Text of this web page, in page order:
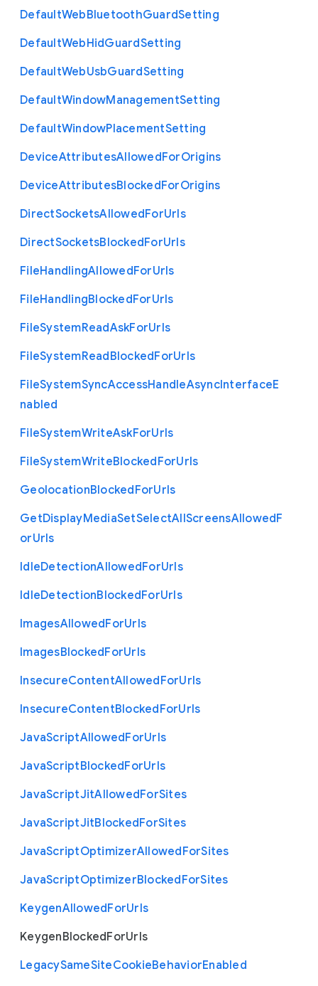
DefaultWebBluetoothGuardSetting
DefaultWebHidGuardSetting
DefaultWebUsbGuardSetting
DefaultWindowManagementSetting
DefaultWindowPlacementSetting
DeviceAttributesAllowedForOrigins
DeviceAttributesBlockedForOrigins
DirectSocketsAllowedForUrls
DirectSocketsBlockedForUrls
FileHandlingAllowedForUrls
FileHandlingBlockedForUrls
FileSystemReadAskForUrls
FileSystemReadBlockedForUrls
FileSystemSyncAccessHandleAsyncInterfaceE
nabled
FileSystemWriteAskForUrls
FileSystemWriteBlockedForUrls
GeolocationBlockedForUrls
GetDisplayMediaSetSelectAllScreensAllowedF
orUrls
IdleDetectionAllowedForUrls
IdleDetectionBlockedForUrls
ImagesAllowedForUrls
ImagesBlockedForUrls
InsecureContentAllowedForUrls
InsecureContentBlockedForUrls
JavaScriptAllowedForUrls
JavaScriptBlockedForUrls
JavaScriptJitAllowedForSites
JavaScriptJitBlockedForSites
JavaScriptOptimizerAllowedForSites
JavaScriptOptimizerBlockedForSites
KeygenAllowedForUrls
KeygenBlockedForUrls
LegacySameSiteCookieBehaviorEnabled